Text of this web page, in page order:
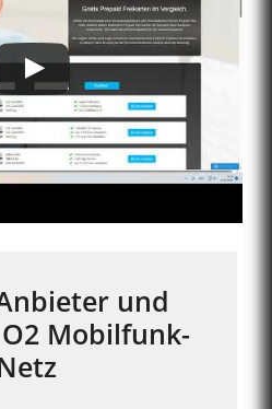
und
Mobilfunk-